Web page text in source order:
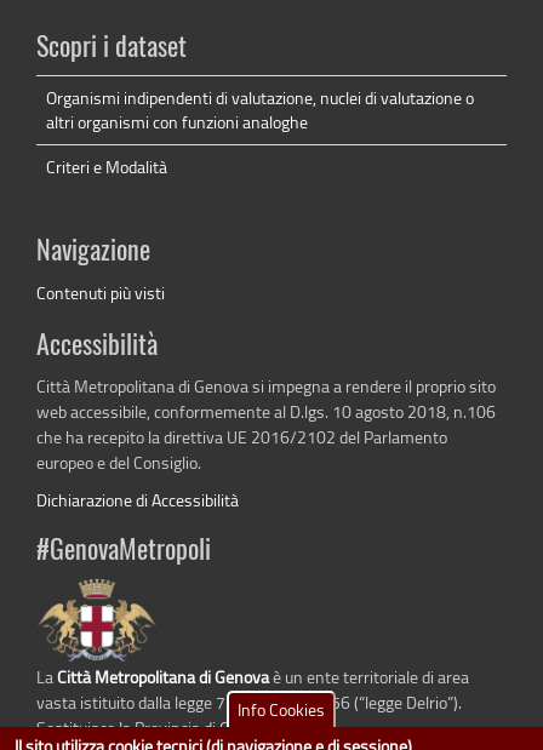
Scopri i dataset
Organismi indipendenti di valutazione, nuclei di valutazione o
altri organismi con funzioni analoghe
Criteri e Modalità
Navigazione
Contenuti più visti
Accessibilità
Città Metropolitana di Genova si impegna a rendere il proprio sito
web accessibile, conformemente al D.lgs. 10 agosto 2018, n.106
che ha recepito la direttiva UE 2016/2102 del Parlamento
europeo e del Consiglio.
Dichiarazione di Accessibilità
#GenovaMetropoli
LaCittà Metropolitana di Genovaè un ente territoriale di area
vasta istituito dalla legge 7 aprile 2014 n. 56 (“legge Delrio”).
Sostituisce la Provincia di Genova.
Info Cookies